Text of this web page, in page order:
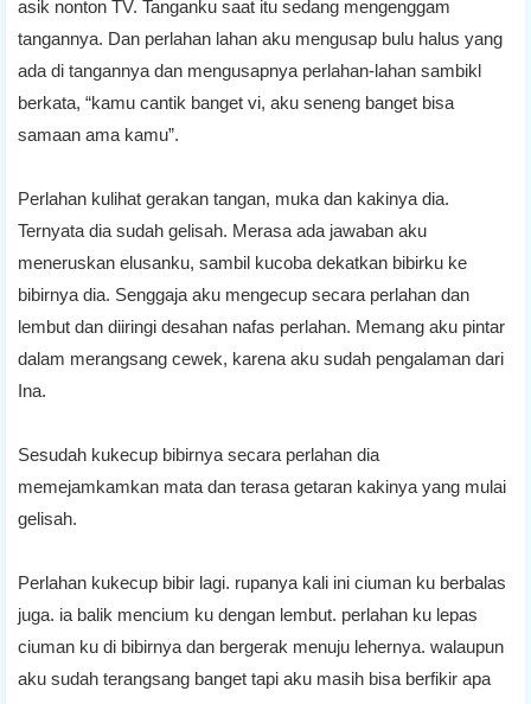
asik nonton TV. Tanganku saat itu sedang mengenggam
tangannya. Dan perlahan lahan aku mengusap bulu halus yang
ada di tangannya dan mengusapnya perlahan-lahan sambikl
berkata, “kamu cantik banget vi, aku seneng banget bisa
samaan ama kamu”.
Perlahan kulihat gerakan tangan, muka dan kakinya dia.
Ternyata dia sudah gelisah. Merasa ada jawaban aku
meneruskan elusanku, sambil kucoba dekatkan bibirku ke
bibirnya dia. Senggaja aku mengecup secara perlahan dan
lembut dan diiringi desahan nafas perlahan. Memang aku pintar
dalam merangsang cewek, karena aku sudah pengalaman dari
Ina.
Sesudah kukecup bibirnya secara perlahan dia
memejamkamkan mata dan terasa getaran kakinya yang mulai
gelisah.
Perlahan kukecup bibir lagi. rupanya kali ini ciuman ku berbalas
juga. ia balik mencium ku dengan lembut. perlahan ku lepas
ciuman ku di bibirnya dan bergerak menuju lehernya. walaupun
aku sudah terangsang banget tapi aku masih bisa berfikir apa